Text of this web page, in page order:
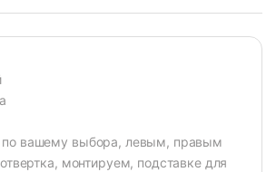
вашему выбора, левым, правым
монтируем, подставке для